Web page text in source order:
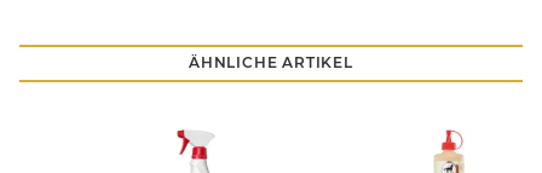
ÄHNLICHE ARTIKEL